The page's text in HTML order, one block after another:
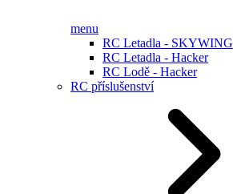
menu
RC Letadla - SKYWING
RC Letadla - Hacker
RC Lodě - Hacker
RC příslušenství